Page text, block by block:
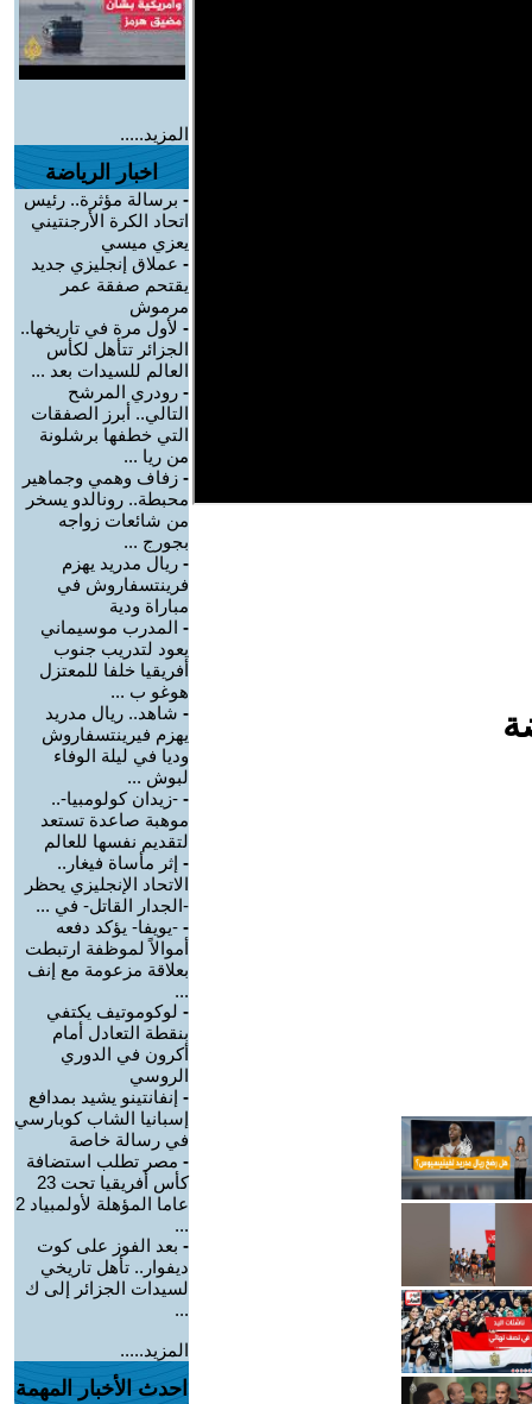
المزيد.....
اخبار الرياضة
- برسالة مؤثرة.. رئيس
اتحاد الكرة الأرجنتيني
يعزي ميسي
- عملاق إنجليزي جديد
يقتحم صفقة عمر
مرموش
- لأول مرة في تاريخها..
الجزائر تتأهل لكأس
العالم للسيدات بعد ...
- رودري المرشح
التالي.. أبرز الصفقات
التي خطفها برشلونة
من ريا ...
- زفاف وهمي وجماهير
محبطة.. رونالدو يسخر
من شائعات زواجه
بجورج ...
- ريال مدريد يهزم
فرينتسفاروش في
مباراة ودية
- المدرب موسيماني
يعود لتدريب جنوب
أفريقيا خلفا للمعتزل
هوغو ب ...
- شاهد.. ريال مدريد
يهزم فيرينتسفاروش
وديا في ليلة الوفاء
لبوش ...
- -زيدان كولومبيا-..
موهبة صاعدة تستعد
لتقديم نفسها للعالم
- إثر مأساة فيغار..
الاتحاد الإنجليزي يحظر
-الجدار القاتل- في ...
- -يويفا- يؤكد دفعه
أموالاً لموظفة ارتبطت
بعلاقة مزعومة مع إنف
...
- لوكوموتيف يكتفي
بنقطة التعادل أمام
أكرون في الدوري
الروسي
- إنفانتينو يشيد بمدافع
إسبانيا الشاب كوبارسي
في رسالة خاصة
- مصر تطلب استضافة
كأس أفريقيا تحت 23
عاما المؤهلة لأولمبياد 2
...
- بعد الفوز على كوت
ديفوار.. تأهل تاريخي
لسيدات الجزائر إلى ك
...
المزيد.....
احدث الأخبار المهمة